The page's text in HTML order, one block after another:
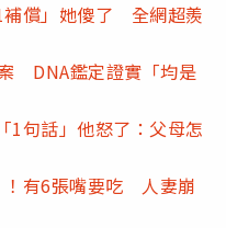
償」她傻了 全網超羨
DNA鑑定證實「均是
句話」他怒了：父母怎
！有6張嘴要吃 人妻崩